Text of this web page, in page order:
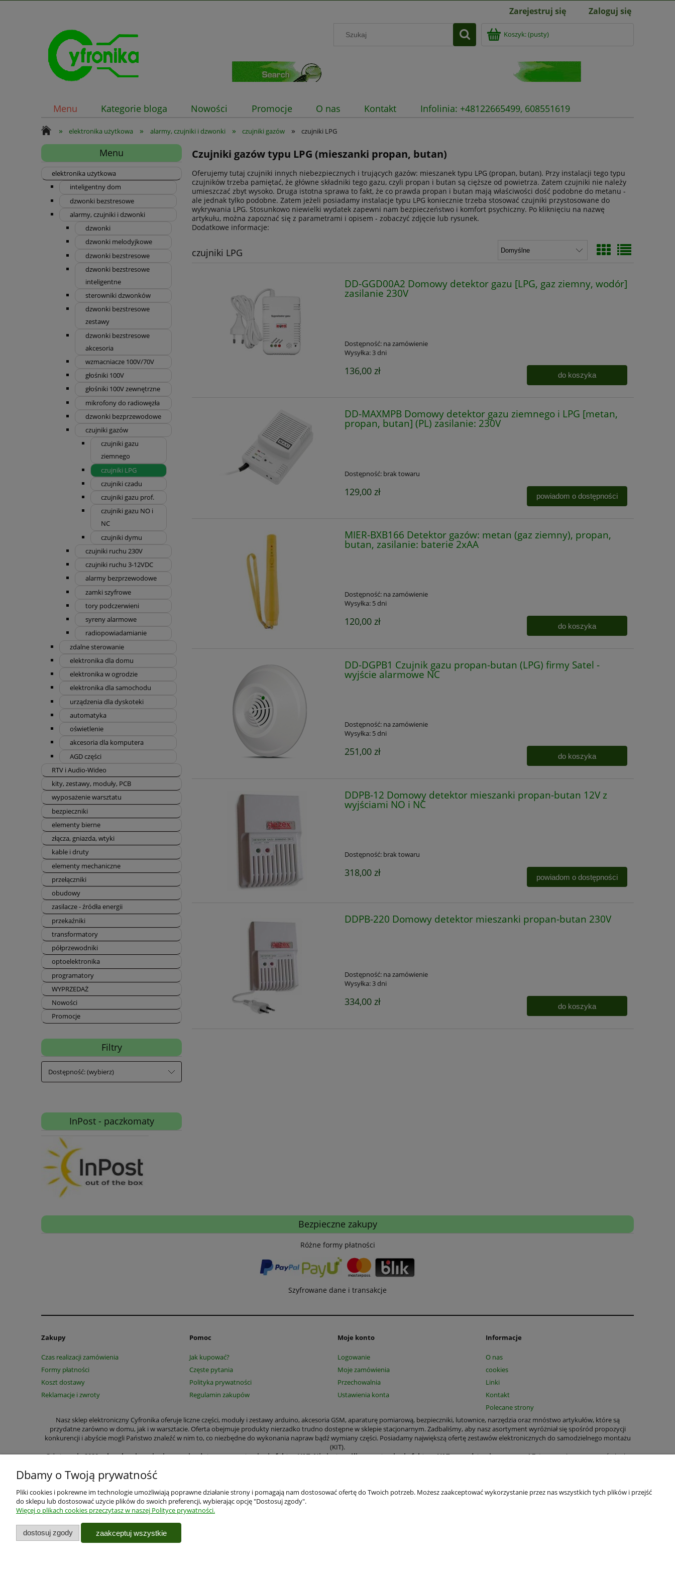
Zarejestruj się Zaloguj się
Koszyk:(pusty)
Menu Kategorie bloga Nowości Promocje O nas Kontakt Infolinia: +48122665499, 608551619
» elektronika użytkowa » alarmy, czujniki i dzwonki » czujniki gazów » czujniki LPG
Menu
elektronika użytkowa
inteligentny dom
dzwonki bezstresowe
alarmy, czujniki i dzwonki
dzwonki
dzwonki melodyjkowe
dzwonki bezstresowe
dzwonki bezstresowe
inteligentne
sterowniki dzwonków
dzwonki bezstresowe
zestawy
dzwonki bezstresowe
akcesoria
wzmacniacze 100V/70V
głośniki 100V
głośniki 100V zewnętrzne
mikrofony do radiowęzła
dzwonki bezprzewodowe
czujniki gazów
czujniki gazu
ziemnego
czujniki LPG
czujniki czadu
czujniki gazu prof.
czujniki gazu NO i
NC
czujniki dymu
czujniki ruchu 230V
czujniki ruchu 3-12VDC
alarmy bezprzewodowe
zamki szyfrowe
tory podczerwieni
syreny alarmowe
radiopowiadamianie
zdalne sterowanie
elektronika dla domu
elektronika w ogrodzie
elektronika dla samochodu
urządzenia dla dyskoteki
automatyka
oświetlenie
akcesoria dla komputera
AGD części
RTV i Audio-Wideo
kity, zestawy, moduły, PCB
wyposażenie warsztatu
bezpieczniki
elementy bierne
złącza, gniazda, wtyki
kable i druty
elementy mechaniczne
przełączniki
obudowy
zasilacze - źródła energii
przekaźniki
transformatory
półprzewodniki
optoelektronika
programatory
WYPRZEDAŻ
Nowości
Promocje
Filtry
Dostępność: (wybierz)
InPost - paczkomaty
Czujniki gazów typu LPG (mieszanki propan, butan)
Oferujemy tutaj czujniki innych niebezpiecznych i trujących gazów: mieszanek typu LPG (propan, butan). Przy instalacji tego typu
czujników trzeba pamiętać, że główne składniki tego gazu, czyli propan i butan są cięższe od powietrza. Zatem czujniki nie należy
umieszczać zbyt wysoko. Druga istotna sprawa to fakt, że co prawda propan i butan mają właściwości dość podobne do metanu -
ale jednak tylko podobne. Zatem jeżeli posiadamy instalacje typu LPG koniecznie trzeba stosować czujniki przystosowane do
wykrywania LPG. Stosunkowo niewielki wydatek zapewni nam bezpieczeństwo i komfort psychiczny. Po kliknięciu na nazwę
artykułu, można zapoznać się z parametrami i opisem - zobaczyć zdjęcie lub rysunek.
Dodatkowe informacje:
czujniki LPG
DD-GGD00A2 Domowy detektor gazu [LPG, gaz ziemny, wodór]
zasilanie 230V
Dostępność: na zamówienie
Wysyłka:3 dni
136,00 zł do koszyka
DD-MAXMPB Domowy detektor gazu ziemnego i LPG [metan,
propan, butan] (PL) zasilanie: 230V
Dostępność: brak towaru
129,00 zł powiadom o dostępności
MIER-BXB166 Detektor gazów: metan (gaz ziemny), propan,
butan, zasilanie: baterie 2xAA
Dostępność: na zamówienie
Wysyłka: 5 dni
120,00 zł do koszyka
DD-DGPB1 Czujnik gazu propan-butan (LPG) firmy Satel -
wyjście alarmowe NC
Dostępność: na zamówienie
Wysyłka: 5 dni
251,00 zł do koszyka
DDPB-12 Domowy detektor mieszanki propan-butan 12V z
wyjściami NO i NC
Dostępność: brak towaru
318,00 zł powiadom o dostępności
DDPB-220 Domowy detektor mieszanki propan-butan 230V
Dostępność: na zamówienie
Wysyłka:3 dni
334,00 zł do koszyka
Bezpieczne zakupy
Różne formy płatności
Szyfrowane dane i transakcje
Zakupy
Czas realizacji zamówienia
Formy płatności
Koszt dostawy
Reklamacje i zwroty
Pomoc
Jak kupować?
Częste pytania
Polityka prywatności
Regulamin zakupów
Moje konto
Logowanie
Moje zamówienia
Przechowalnia
Ustawienia konta
Informacje
O nas
cookies
Linki
Kontakt
Polecane strony
Nasz sklep elektroniczny Cyfronika oferuje liczne części, moduły i zestawy arduino, akcesoria GSM, aparaturę pomiarową, bezpieczniki, lutownice, narzędzia oraz mnóstwo artykułów, które są
przydatne zarówno w domu, jak i w warsztacie. Oferta obejmuje produkty nierzadko trudno dostępne w sklepie stacjonarnym. Zadbaliśmy, aby nasz asortyment wyróżniał się spośród propozycji
konkurencji i abyście mogli Państwo znaleźć w nim to, co niezbędne do wykonania napraw bądź wymiany części. Posiadamy największą ofertę zestawów elektronicznych do samodzielnego montażu
(KIT).
Odstycznia 2020 roku ulegają zmianie przepisy dotyczące wystawiania faktur VAT.Nie jest możliwe wystawienie faktury VAT na podstawie paragonu!Zatem prosimy przy zamówieniu
W wyszczególnionych przez nas kategoriach na zakup czekają m.in. aparatura pomiarowa, narzędzia, elementy mechaniczne płytki drukowane, zestawy elektroniczne, bezpieczniki, obudowy,
przełączniki, lutownice, zasilacze, przekaźniki, półprzewodniki, moduły i zestawy arduino, transformatory, części elektroniczne i wiele produktów o wszechstronnym zastosowaniu domowym oraz
przemysłowym.
Specjalizujemy się w sprzedaży wysyłkowej. Z myślą o Państwa wygodzie zajęliśmy się prowadzeniem sklepu internetowego, aby zamawianie naszych produktów było jeszcze łatwiejsze. W celu
zapoznania się z parametrami części i zestawów wystarczy się zalogować. Posiadanie konta umożliwia dokonywanie szybkich transakcji, śledzenie statusu zamówienia oraz oglądanie historii zakupów.
Twoje bezpieczeństwo jest dla nas najważniejsze, więc zgodnie z RODO będziemy chronić Twoje dane osobowe jeszcze lepiej. Zaktualizowaliśmy Politykę Prywatności, tak aby każdy z naszych Gości i
Dbamy o Twoją prywatność
Pliki cookies i pokrewne im technologie umożliwiają poprawne działanie strony i pomagają nam dostosować ofertę do Twoich potrzeb. Możesz zaakceptować wykorzystanie przez nas wszystkich tych plików i przejść
do sklepu lub dostosować użycie plików do swoich preferencji, wybierając opcję "Dostosuj zgody".
Więcej o plikach cookies przeczytasz w naszej Polityce prywatności.
dostosuj zgody zaakceptuj wszystkie